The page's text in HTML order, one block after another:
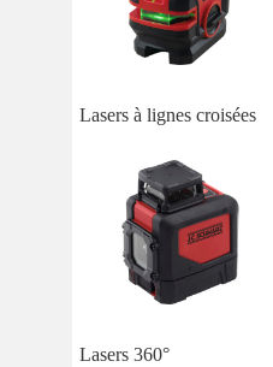
Lasers à lignes croisées
Lasers 360°